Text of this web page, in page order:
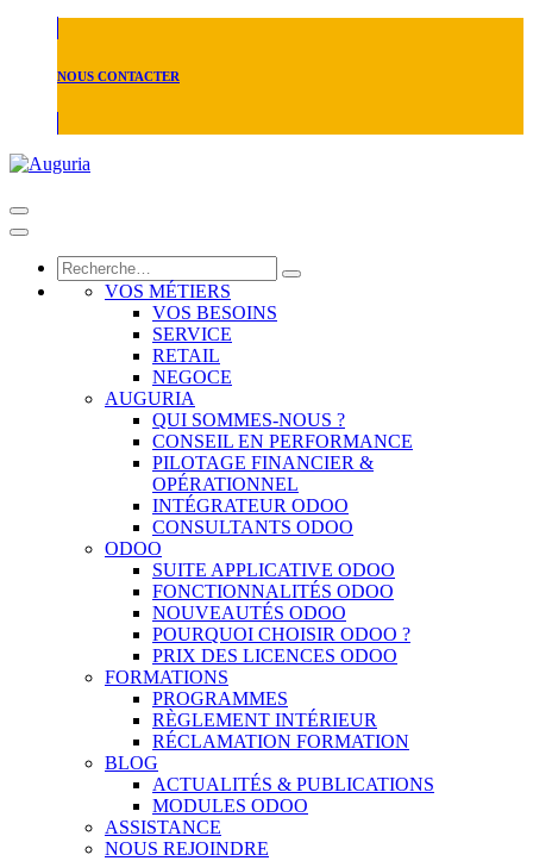
NOUS CONTACTER
VOS MÉTIERS
VOS BESOINS
SERVICE
RETAIL
NEGOCE
AUGURIA
QUI SOMMES-NOUS ?
CONSEIL EN PERFORMANCE
PILOTAGE FINANCIER &
OPÉRATIONNEL
INTÉGRATEUR ODOO
CONSULTANTS ODOO
ODOO
SUITE APPLICATIVE ODOO
FONCTIONNALITÉS ODOO
NOUVEAUTÉS ODOO
POURQUOI CHOISIR ODOO ?
PRIX DES LICENCES ODOO
FORMATIONS
PROGRAMMES
RÈGLEMENT INTÉRIEUR
RÉCLAMATION FORMATION
BLOG
ACTUALITÉS & PUBLICATIONS
MODULES ODOO
ASSISTANCE
NOUS REJOINDRE